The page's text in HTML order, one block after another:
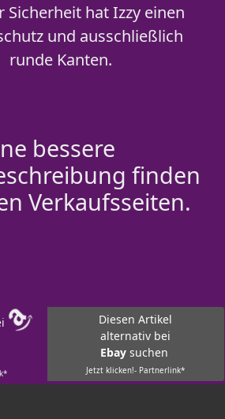
Sicherheit hat Izzy einen
und ausschließlich
runde Kanten.
bessere
finden
Verkaufsseiten.
Diesen Artikel
alternativ bei
Ebay suchen
Jetzt klicken!- Partnerlink*